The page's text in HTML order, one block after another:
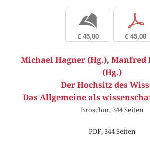
b
€ 45,00
p
€ 45,00
Michael Hagner (Hg.), Manfred
(Hg.)
Der Hochsitz des
Das Allgemeine als
Broschur, 344 Seiten
PDF, 344 Seiten